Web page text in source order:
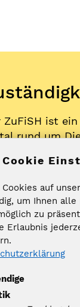
ZuFiSH ist
rund um
öffentliche
Ostsee
DE10 2175
Cookie
auf
um Ihnen alle
zu
Erlaubnis